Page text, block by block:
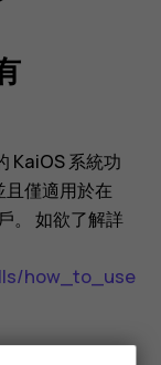
KaiOS 系統功
僅適用於在
。 如欲了解詳
how_to_use